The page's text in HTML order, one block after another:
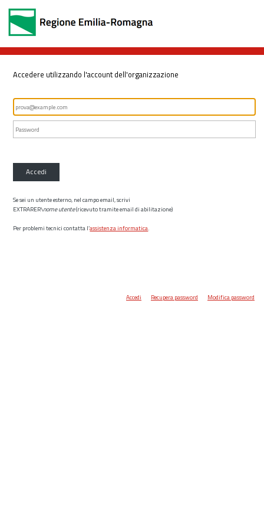
Accedere utilizzando l'account dell'organizzazione
Accedi
Se sei un utente esterno, nel campo email, scrivi
EXTRARER\nome utente(ricevuto tramite email di abilitazione)
Per problemi tecnici contatta l’assistenza informatica.
Accedi Recupera password Modifica password